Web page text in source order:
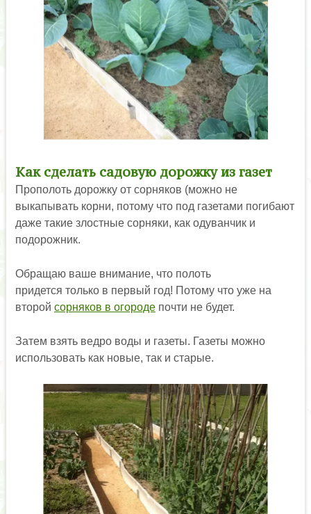
Как сделать садовую дорожку из газет
Прополоть дорожку от сорняков (можно не
выкапывать корни, потому что под газетами погибают
даже такие злостные сорняки, как одуванчик и
подорожник.
Обращаю ваше внимание, что полоть
придется только в первый год! Потому что уже на
второй сорняков в огородепочти не будет.
Затем взять ведро воды и газеты. Газеты можно
использовать как новые, так и старые.